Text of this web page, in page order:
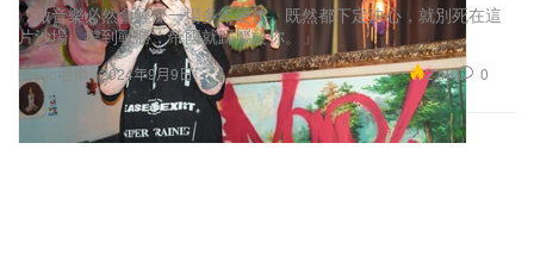
Music 音樂
「做音樂必然會經歷一場多年硬仗。既然都下定決心，就別死在這
片沙場。撐到戰勝，帝國就歸屬於你。」
2024年9月9日 2.4K 0